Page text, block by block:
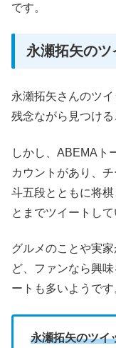
です。
永瀬拓矢のツ
永瀬拓矢さんのツ
残念ながら見つける
しかし、ABEMAト
カウントがあり、
斗五段とともに将
とまでツイートして
グルメのことや実
ど、ファンなら興
ートも多いようです
永瀬拓矢のツイ